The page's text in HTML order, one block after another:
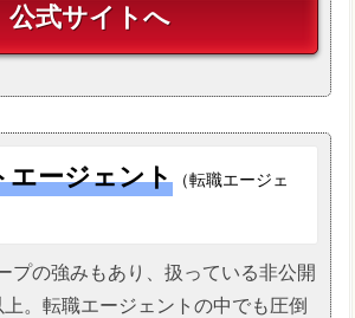
公式サイトへ
エージェント （転職エージェ
プの強みもあり、扱っている非公開
。転職エージェントの中でも圧倒